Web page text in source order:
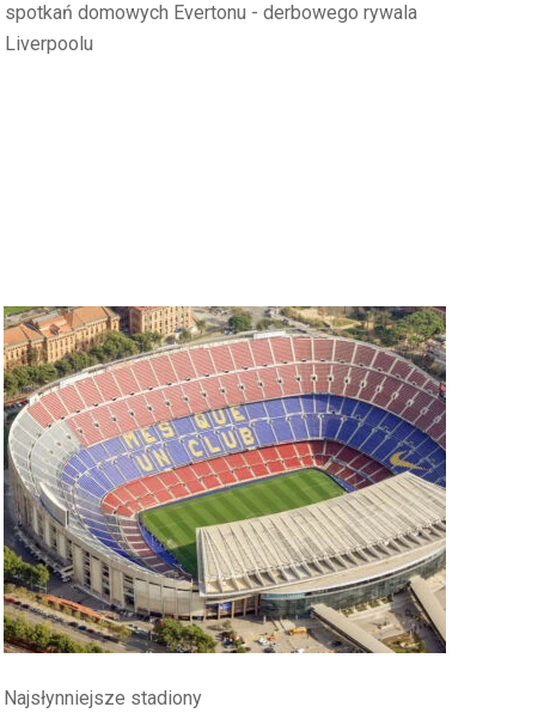
spotkań domowych Evertonu - derbowego rywala
Liverpoolu
Najsłynniejsze stadiony